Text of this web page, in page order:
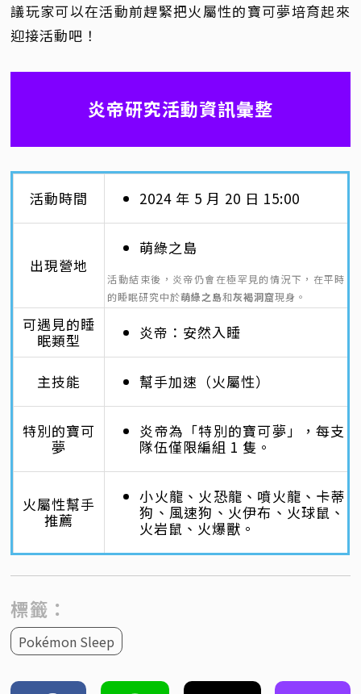
議玩家可以在活動前趕緊把火屬性的寶可夢培育起來
迎接活動吧！
炎帝研究活動資訊彙整
活動時間 2024 年 5 月 20 日 15:00
出現營地
萌綠之島
活動結束後，炎帝仍會在極罕見的情況下，在平時
的睡眠研究中於萌綠之島和灰褐洞窟現身。
可遇見的睡
眠類型
炎帝：安然入睡
主技能 幫手加速（火屬性）
特別的寶可
夢
炎帝為「特別的寶可夢」，每支
隊伍僅限編組 1 隻。
火屬性幫手
推薦
小火龍、火恐龍、噴火龍、卡蒂
狗、風速狗、火伊布、火球鼠、
火岩鼠、火爆獸。
標籤：
Pokémon Sleep